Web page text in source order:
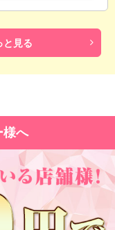
と見る
様へ